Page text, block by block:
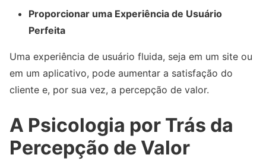
Proporcionar uma Experiência de Usuário
Perfeita
Uma experiência de usuário fluida, seja em um site ou
em um aplicativo, pode aumentar a satisfação do
cliente e, por sua vez, a percepção de valor.
A Psicologia por Trás da
Percepção de Valor